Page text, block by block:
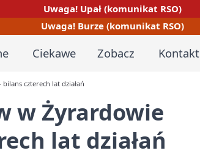
Uwaga! Upał (komunikat RSO)
Uwaga! Burze (komunikat RSO)
Ciekawe Zobacz Kontakt
czterech lat działań
w Żyrardowie
lat działań